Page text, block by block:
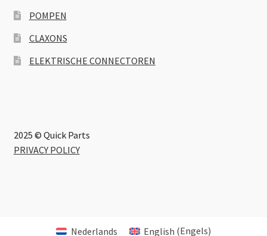
POMPEN
CLAXONS
ELEKTRISCHE CONNECTOREN
2025 © Quick Parts
PRIVACY POLICY
Nederlands English (Engels)